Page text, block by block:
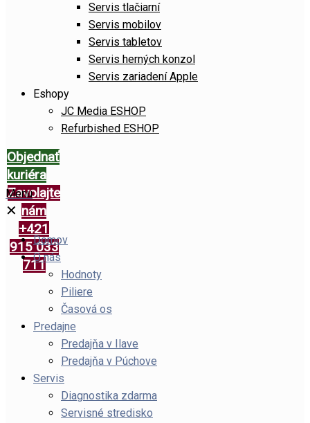
Servis tlačiarní
Servis mobilov
Servis tabletov
Servis herných konzol
Servis zariadení Apple
Eshopy
JC Media ESHOP
Refurbished ESHOP
Objednať
kuriéra
Zavolajte
nám
+421
915 033
711
Menu
✕
Domov
O nás
Hodnoty
Piliere
Časová os
Predajne
Predajňa v Ilave
Predajňa v Púchove
Servis
Diagnostika zdarma
Servisné stredisko